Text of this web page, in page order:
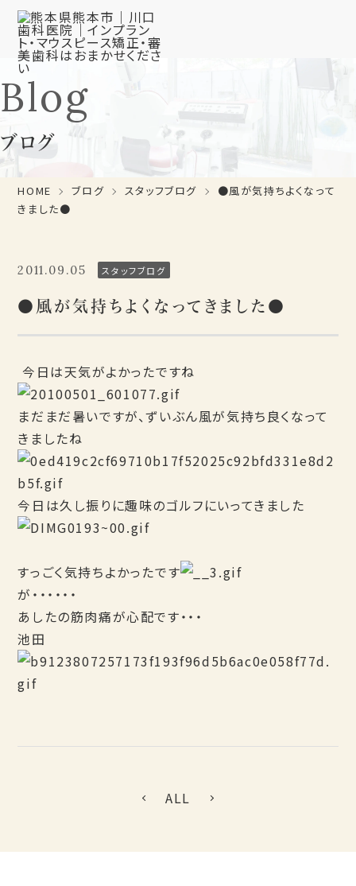
Blog
ブログ
HOME ブログ スタッフブログ
●風が気持ちよくなって
きました●
2011.09.05 スタッフブログ
●風が気持ちよくなってきました●
今日は天気がよかったですね
まだまだ暑いですが、ずいぶん風が気持ち良くなって
きましたね
今日は久し振りに趣味のゴルフにいってきました
すっごく気持ちよかったです
が・・・・・・
あしたの筋肉痛が心配です・・・
池田
ALL